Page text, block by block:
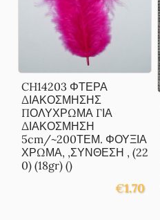
CH14203 ΦΤΕΡΑ
ΔΙΑΚΟΣΜΗΣΗΣ
ΠΟΛΥΧΡΩΜΑ ΓΙΑ
ΔΙΑΚΟΣΜΗΣΗ
5cm/~200ΤΕΜ. ΦΟΥΞΙΑ
ΧΡΩΜΑ, ,ΣΥΝΘΕΣΗ , (22
0) (18gr) ()
€1.70